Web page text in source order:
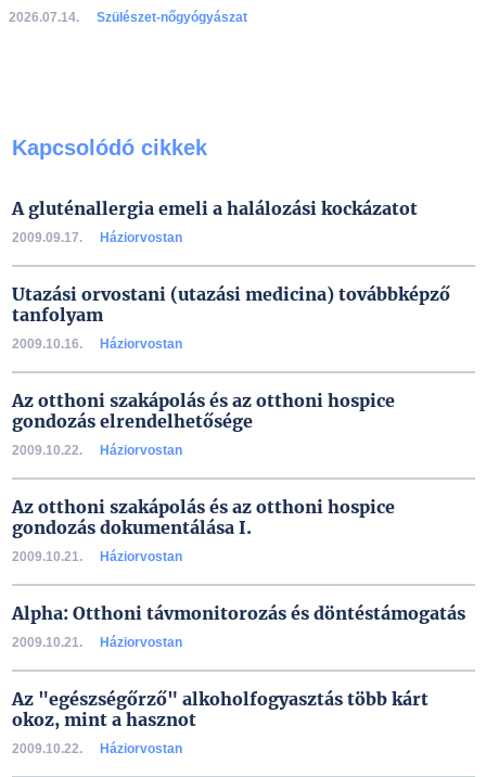
2026.07.14. Szülészet-nőgyógyászat
Kapcsolódó cikkek
A gluténallergia emeli a halálozási kockázatot
2009.09.17. Háziorvostan
Utazási orvostani (utazási medicina) továbbképző
tanfolyam
2009.10.16. Háziorvostan
Az otthoni szakápolás és az otthoni hospice
gondozás elrendelhetősége
2009.10.22. Háziorvostan
Az otthoni szakápolás és az otthoni hospice
gondozás dokumentálása I.
2009.10.21. Háziorvostan
Alpha: Otthoni távmonitorozás és döntéstámogatás
2009.10.21. Háziorvostan
Az "egészségőrző" alkoholfogyasztás több kárt
okoz, mint a hasznot
2009.10.22. Háziorvostan